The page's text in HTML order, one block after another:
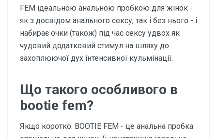
FEM ідеальною анальною пробкою для жінок -
як з досвідом анального сексу, так і без нього - і
набирає очки (також) під час сексу удвох як
чудовий додатковий стимул на шляху до
захоплюючої дух інтенсивної кульмінації.
Що такого особливого в
bootie fem?
Якщо коротко: BOOTIE FEM - це анальна пробка